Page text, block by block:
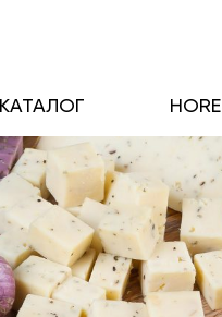
КАТАЛОГ